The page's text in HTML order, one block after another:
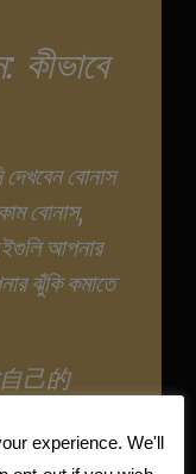
বোনাস
বোনাস,
আপনার
ঝুঁকি কমাতে
自己的
পড়ে নিন।
experience. We'll